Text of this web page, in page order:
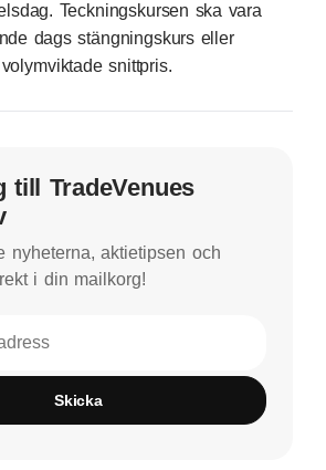
Teckningskursen ska vara
dags stängningskurs eller
snittpris.
till TradeVenues
nyheterna, aktietipsen och
i din mailkorg!
Skicka